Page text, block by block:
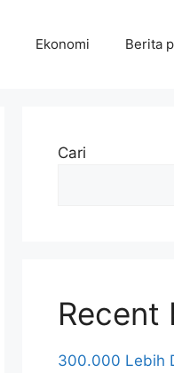
Ekonomi Berita
Cari
Recent
300.000 Lebih